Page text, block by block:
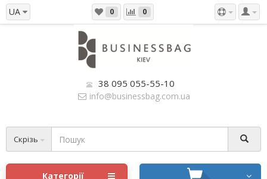
UA 0 0
38 095 055-55-10
info@businessbag.com.ua
Скрізь
Категорії